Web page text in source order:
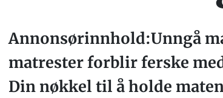
Annonsørinnhold:Unngå
matrester forblir ferske
Din nøkkel til å holde